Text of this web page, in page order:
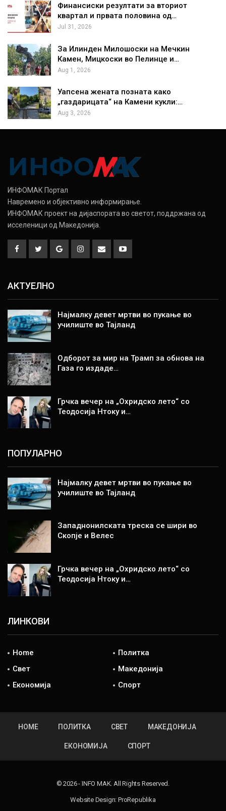
Финансиски резултати за вториот
квартал и првата половина од…
Jul 31, 2026
За Илинден Милошоски на Мечкин
Камен, Мицкоски во Пелинце и…
Aug 1, 2026
Уапсена жената позната како
„газдарицата“ на Камени кукли:…
Aug 3, 2026
ИНФОМАК Портал
Навремено и објективно информирање.
ИНФОМАК проект на дијаспората во светот, поддржана од
исселеници од Македонија.
АКТУЕЛНО
Најмалку девет мртви во пукање во
училиште во Тајланд
Одборот за мир на Трамп за обнова на
Газа го издаде…
Грчка вечер на „Охридско лето“ со
Теодосија Нтоку и…
ПОПУЛАРНО
Најмалку девет мртви во пукање во
училиште во Тајланд
Западнонилската треска се шири во
Скопје и Велес
Грчка вечер на „Охридско лето“ со
Теодосија Нтоку и…
ЛИНКОВИ
Home
Политка
Свет
Македонија
Економија
Спорт
HOME ПОЛИТКА СВЕТ МАКЕДОНИЈА
ЕКОНОМИЈА СПОРТ
© 2026 - INFO MAK. All Rights Reserved.
Website Design:ProRepublika